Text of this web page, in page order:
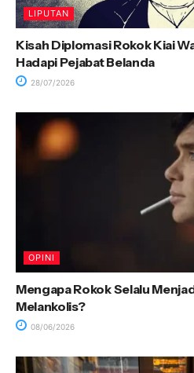
LIPUTAN
Kisah Diplomasi Rokok Kiai
Hadapi Pejabat Belanda
28/07/2026
OPINI
Mengapa Rokok Selalu
Melankolis?
08/06/2026